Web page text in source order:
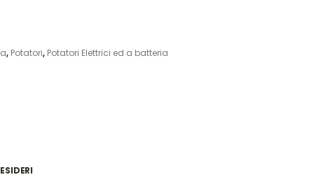
, Potatori, Potatori Elettrici ed a batteria